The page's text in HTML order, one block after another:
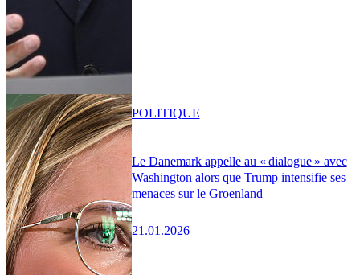
Le Danemark appelle au « dialogue » avec
Washington alors que Trump intensifie ses
menaces sur le Groenland
21.01.2026
POLITIQUE